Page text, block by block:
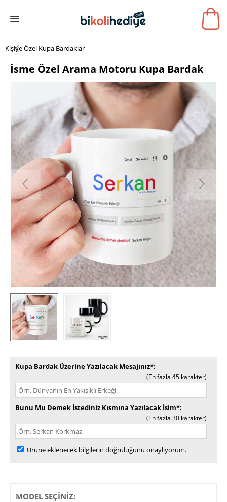
Kişiye Özel Kupa Bardaklar
İsme Özel Arama Motoru Kupa Bardak
Kupa Bardak Üzerine Yazılacak Mesajınız*
(En fazla 45 karakter)
Bunu Mu Demek İstediniz Kısmına Yazılacak İsim*
(En fazla 30 karakter)
Ürüne eklenecek bilgilerin doğruluğunu onaylıyorum.
MODEL SEÇİNİZ: